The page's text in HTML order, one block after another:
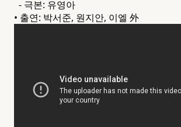
- 극본: 유영아
• 출연: 박서준, 원지안, 이엘 外